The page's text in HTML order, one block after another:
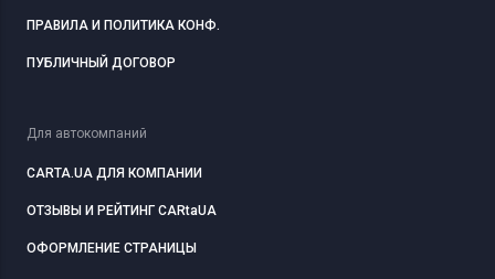
ПРАВИЛА И ПОЛИТИКА КОНФ.
ПУБЛИЧНЫЙ ДОГОВОР
Для автокомпаний
CARTA.UA ДЛЯ КОМПАНИИ
ОТЗЫВЫ И РЕЙТИНГ CARtaUA
ОФОРМЛЕНИЕ СТРАНИЦЫ